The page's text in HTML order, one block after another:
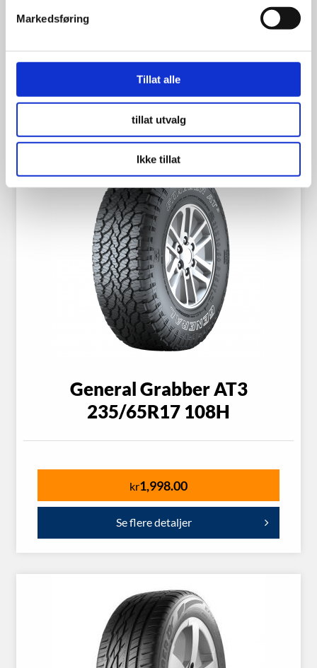
Markedsføring
Tillat alle
tillat utvalg
Ikke tillat
kr2,150.00
Se flere detaljer
General Grabber AT3
235/65R17 108H
kr1,998.00
Se flere detaljer